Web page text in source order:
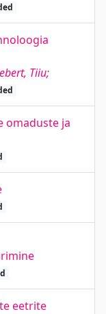
Tiiu;
omaduste ja
eetrite